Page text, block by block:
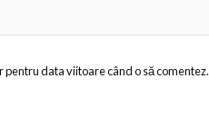
data viitoare când o să comentez.